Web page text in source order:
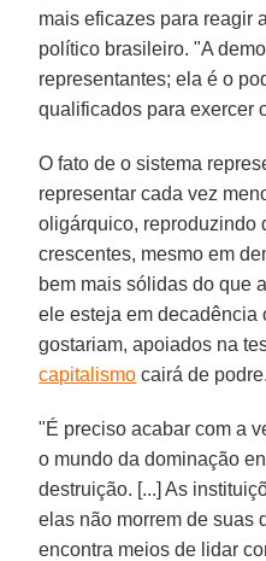
mais eficazes para reagir
político brasileiro. "A
representantes; ela é o
qualificados para exercer
O fato de o sistema
representar cada vez
oligárquico, reproduzindo
crescentes, mesmo em
bem mais sólidas do que
ele esteja em decadência
gostariam, apoiados na
capitalismo cairá de podre.
"É preciso acabar com a
o mundo da dominação
destruição. [...] As
elas não morrem de suas
encontra meios de lidar